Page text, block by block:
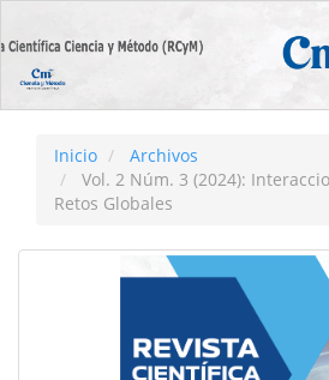
principal
Contenido
principal
Barra
Inicio
Archivos
Vol. 2 Núm. 3 (2024):
Retos Globales